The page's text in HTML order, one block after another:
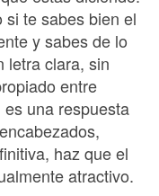
si te sabes bien el
y sabes de lo
letra clara, sin
entre
una respuesta
haz que el
atractivo.